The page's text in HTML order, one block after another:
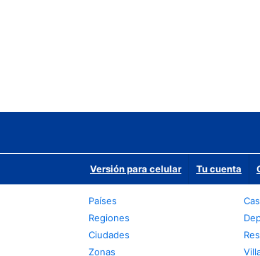
Versión para celular Tu cuenta
Países
Regiones
Ciudades
Zonas